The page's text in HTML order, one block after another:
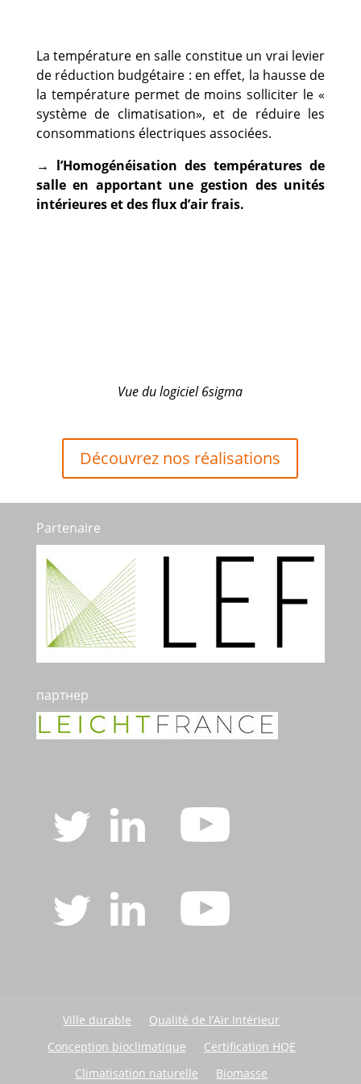
La température en salle constitue un vrai levier
de réduction budgétaire : en effet, la hausse de
la température permet de moins solliciter le «
système de climatisation», et de réduire les
consommations électriques associées.
→ l’Homogénéisation des températures de
salle en apportant une gestion des unités
intérieures et des flux d’air frais.
Vue du logiciel 6sigma
Découvrez nos réalisations
Partenaire
партнер
Ville durable
Qualité de l’Air Intérieur
Conception bioclimatique
Certification HQE
Climatisation naturelle
Biomasse